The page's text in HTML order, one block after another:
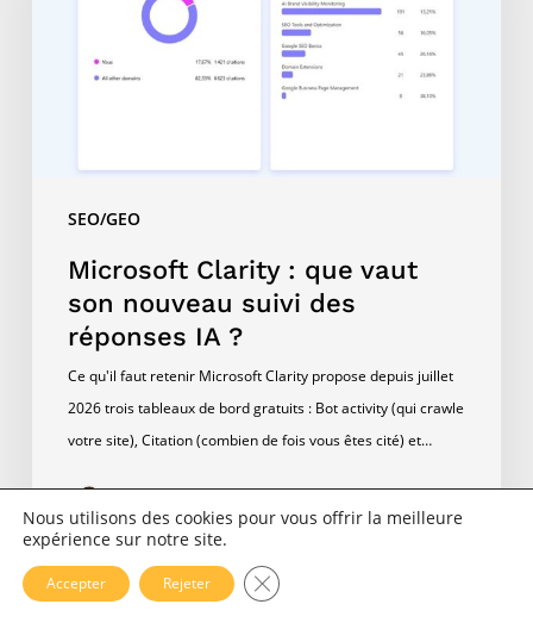
SEO/GEO
nouveau
réponses
Microsoft Clarity : que vaut
son nouveau suivi des
réponses IA ?
Ce qu'il faut retenir Microsoft Clarity propose depuis juillet
2026 trois tableaux de bord gratuits : Bot activity (qui crawle
votre site), Citation (combien de fois vous êtes cité) et…
Florian Zorgnotti
29 juillet 2026
Nous utilisons des cookies pour vous offrir la meilleure
expérience sur notre site.
Accepter Rejeter Fermer la bannière des cookies